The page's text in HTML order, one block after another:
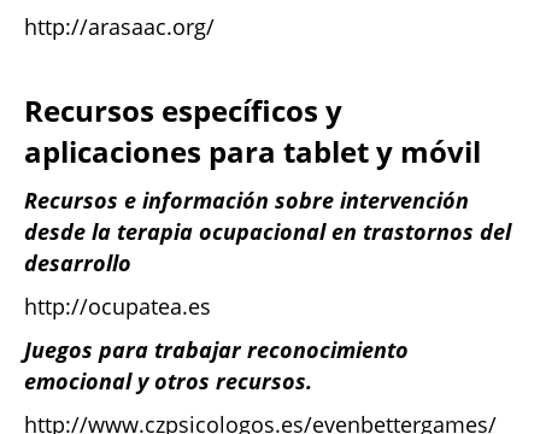
http://arasaac.org/
Recursos específicos y
aplicaciones para tablet y móvil
Recursos e información sobre intervención
desde la terapia ocupacional en trastornos del
desarrollo
http://ocupatea.es
Juegos para trabajar reconocimiento
emocional y otros recursos.
http://www.czpsicologos.es/evenbettergames/